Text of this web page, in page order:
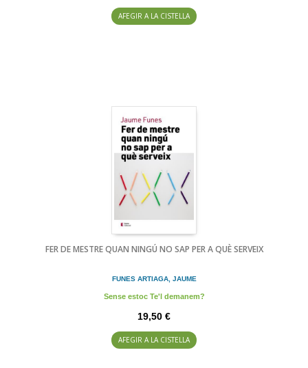
AFEGIR A LA CISTELLA
FER DE MESTRE QUAN NINGÚ NO SAP PER A QUÈ SERVEIX
FUNES ARTIAGA, JAUME
Sense estoc Te'l demanem?
19,50 €
AFEGIR A LA CISTELLA